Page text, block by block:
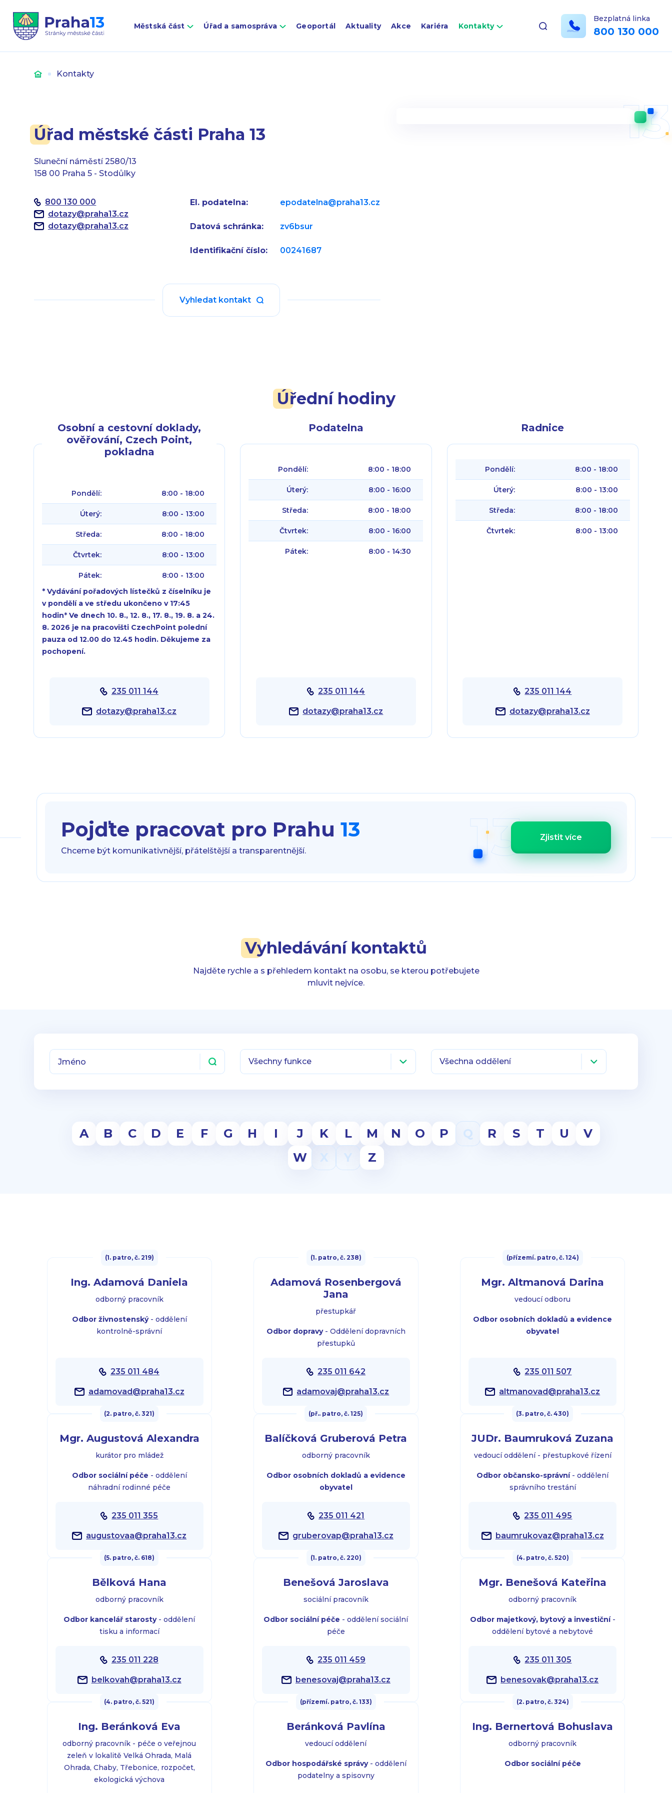
Městská část Úřad a samospráva Geoportál Aktuality Akce Kariéra Kontakty
Bezplatná linka
800 130 000
Úvod Kontakty
Úřad městské části Praha 13
Sluneční náměstí 2580/13
158 00 Praha 5 - Stodůlky
800 130 000
dotazy@praha13.cz
dotazy@praha13.cz
El. podatelna: epodatelna@praha13.cz
Datová schránka: zv6bsur
Identifikační číslo: 00241687
Vyhledat kontakt
Úřední hodiny
Osobní a cestovní doklady,
ověřování, Czech Point,
pokladna
Pondělí: 8:00 - 18:00
Úterý: 8:00 - 13:00
Středa: 8:00 - 18:00
Čtvrtek: 8:00 - 13:00
Pátek:
8:00 - 13:00
* Vydávání pořadových lístečků z číselníku je
v pondělí a ve středu ukončeno v 17:45
hodin* Ve dnech 10. 8., 12. 8., 17. 8., 19. 8. a 24.
8. 2026 je na pracovišti CzechPoint polední
pauza od 12.00 do 12.45 hodin. Děkujeme za
pochopení.
235 011 144
dotazy@praha13.cz
Podatelna
Pondělí: 8:00 - 18:00
Úterý: 8:00 - 16:00
Středa: 8:00 - 18:00
Čtvrtek: 8:00 - 16:00
Pátek: 8:00 - 14:30
235 011 144
dotazy@praha13.cz
Radnice
Pondělí: 8:00 - 18:00
Úterý: 8:00 - 13:00
Středa: 8:00 - 18:00
Čtvrtek: 8:00 - 13:00
235 011 144
dotazy@praha13.cz
Pojďte pracovat pro Prahu 13
Chceme být komunikativnější, přátelštější a transparentnější.
Zjistit více
Vyhledávání kontaktů
Najděte rychle a s přehledem kontakt na osobu, se kterou potřebujete
mluvit nejvíce.
A B C D E F G H I J K L M N O P Q R S T U
V
W
X Y Z
(1. patro, č. 219)
Ing. Adamová Daniela
odborný pracovník
Odbor živnostenský- oddělení
kontrolně-správní
235 011 484
adamovad@praha13.cz
(1. patro, č. 238)
Adamová Rosenbergová
Jana
přestupkář
Odbor dopravy- Oddělení dopravních
přestupků
235 011 642
adamovaj@praha13.cz
(přízemí. patro, č. 124)
Mgr. Altmanová Darina
vedoucí odboru
Odbor osobních dokladů a evidence
obyvatel
235 011 507
altmanovad@praha13.cz
(2. patro, č. 321)
Mgr. Augustová Alexandra
kurátor pro mládež
Odbor sociální péče - oddělení
náhradní rodinné péče
235 011 355
augustovaa@praha13.cz
(př.. patro, č. 125)
Balíčková Gruberová Petra
odborný pracovník
Odbor osobních dokladů a evidence
obyvatel
235 011 421
gruberovap@praha13.cz
(3. patro, č. 430)
JUDr. Baumruková Zuzana
vedoucí oddělení - přestupkové řízení
Odbor občansko-správní- oddělení
správního trestání
235 011 495
baumrukovaz@praha13.cz
(5. patro, č. 618)
Bělková Hana
odborný pracovník
Odbor kancelář starosty- oddělení
tisku a informací
235 011 228
belkovah@praha13.cz
(1. patro, č. 220)
Benešová Jaroslava
sociální pracovník
Odbor sociální péče - oddělení sociální
péče
235 011 459
benesovaj@praha13.cz
(4. patro, č. 520)
Mgr. Benešová Kateřina
odborný pracovník
Odbor majetkový, bytový a investiční-
oddělení bytové a nebytové
235 011 305
benesovak@praha13.cz
(4. patro, č. 521)
Ing. Beránková Eva
odborný pracovník - péče o veřejnou
zeleň v lokalitě Velká Ohrada, Malá
Ohrada, Chaby, Třebonice, rozpočet,
ekologická výchova
(přízemí. patro, č. 133)
Beránková Pavlína
vedoucí oddělení
Odbor hospodářské správy- oddělení
podatelny a spisovny
(2. patro, č. 324)
Ing. Bernertová Bohuslava
odborný pracovník
Odbor sociální péče